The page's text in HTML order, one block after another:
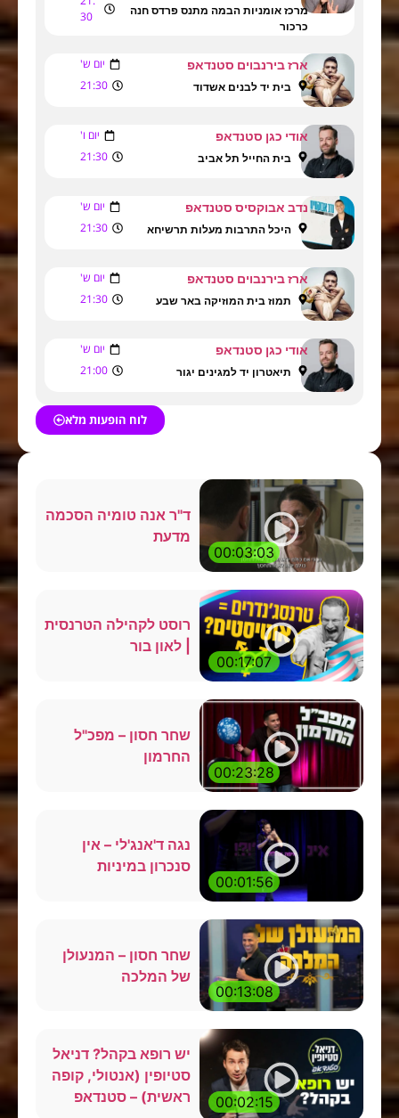
מרכז אומניות הבמה מתנס פרדס חנה
כרכור
30
ארז בירנבוים סטנדאפ יום ש'
בית יד לבנים אשדוד 21:30
אודי כגן סטנדאפ יום ו'
בית החייל תל אביב 21:30
נדב אבוקסיס סטנדאפ יום ש'
היכל התרבות מעלות תרשיחא 21:30
ארז בירנבוים סטנדאפ יום ש'
תמוז בית המוזיקה באר שבע 21:30
אודי כגן סטנדאפ יום ש'
תיאטרון יד למגינים יגור 21:00
לוח הופעות מלא
00:03:03
ד"ר אנה טומיה הסכמה
מדעת
00:17:07
רוסט לקהילה הטרנסית
| לאון בור
00:23:28
שחר חסון – מפכ"ל
החרמון
00:01:56
נגה ד'אנג'לי – אין
סנכרון במיניות
00:13:08
שחר חסון – המנעולן
של המלכה
00:02:15
יש רופא בקהל? דניאל
סטיופין (אנטולי, קופה
ראשית) – סטנדאפ